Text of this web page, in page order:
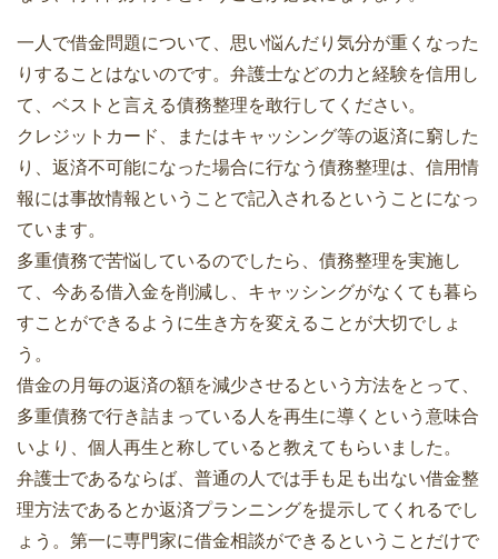
一人で借金問題について、思い悩んだり気分が重くなった
りすることはないのです。弁護士などの力と経験を信用し
て、ベストと言える債務整理を敢行してください。
クレジットカード、またはキャッシング等の返済に窮した
り、返済不可能になった場合に行なう債務整理は、信用情
報には事故情報ということで記入されるということになっ
ています。
多重債務で苦悩しているのでしたら、債務整理を実施し
て、今ある借入金を削減し、キャッシングがなくても暮ら
すことができるように生き方を変えることが大切でしょ
う。
借金の月毎の返済の額を減少させるという方法をとって、
多重債務で行き詰まっている人を再生に導くという意味合
いより、個人再生と称していると教えてもらいました。
弁護士であるならば、普通の人では手も足も出ない借金整
理方法であるとか返済プランニングを提示してくれるでし
ょう。第一に専門家に借金相談ができるということだけで